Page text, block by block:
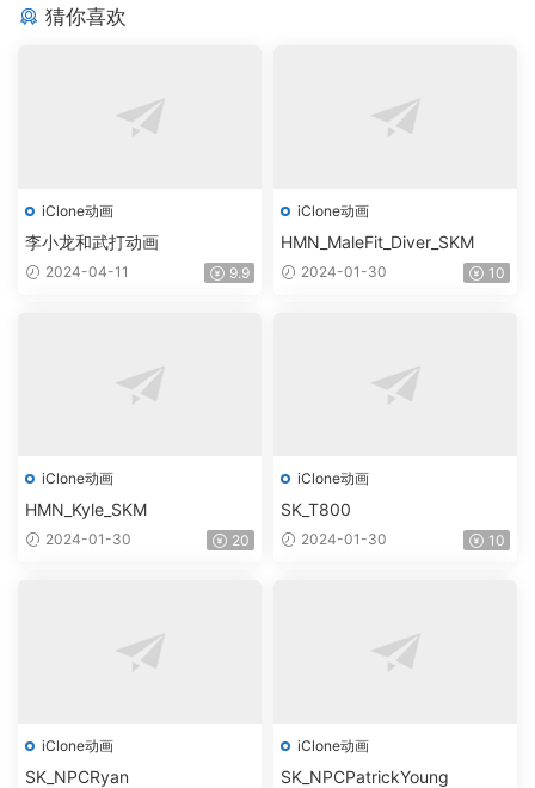
猜你喜欢
iClone动画
李小龙和武打动画
2024-04-11 9.9
iClone动画
HMN_MaleFit_Diver_SKM
2024-01-30 10
iClone动画
HMN_Kyle_SKM
2024-01-30 20
iClone动画
SK_T800
2024-01-30 10
iClone动画
SK_NPCRyan
iClone动画
SK_NPCPatrickYoung